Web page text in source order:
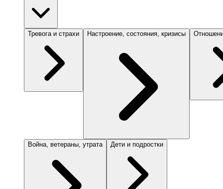
Тревога и страхи Настроение, состояния, кризисы
Война, ветераны, утрата Дети и подростки